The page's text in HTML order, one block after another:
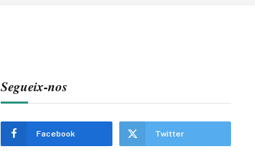
Segueix-nos
Facebook Twitter